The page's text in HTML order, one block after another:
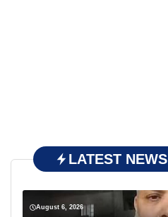
LATEST NEWS
August 6, 2026